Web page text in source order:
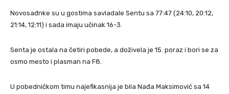
Novosađnke su u gostima savladale Sentu sa 77:47 (24:10, 20:12,
21:14, 12:11) i sada imaju učinak 16-3.
Senta je ostala na četiri pobede, a doživela je 15. poraz i bori se za
osmo mesto i plasman na F8.
U pobedničkom timu najefikasnija je bila Nađa Maksimović sa 14